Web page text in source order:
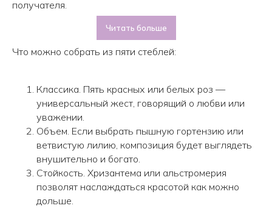
получателя.
Читать больше
Что можно собрать из пяти стеблей:
Классика. Пять красных или белых роз —
универсальный жест, говорящий о любви или
уважении.
Объем. Если выбрать пышную гортензию или
ветвистую лилию, композиция будет выглядеть
внушительно и богато.
Стойкость. Хризантема или альстромерия
позволят наслаждаться красотой как можно
дольше.